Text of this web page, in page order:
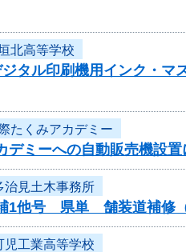
北高等学校
タル印刷機用インク・
たくみアカデミー
デミーへの自動販売機設
治見土木事務所
1他号 県単 舗装道補修
児工業高等学校